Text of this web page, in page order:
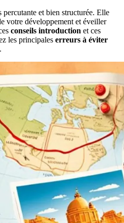
et bien structurée. Elle
votre développement et éveiller
conseils introduction et ces
les principales erreurs à éviter
.